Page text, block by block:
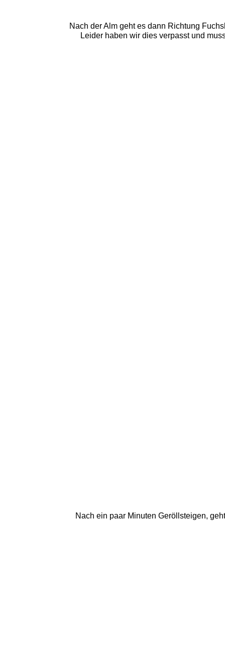
Nach der Alm geht es dann Richtung
Leider haben wir dies verpasst und
Nach ein paar Minuten Geröllsteigen,